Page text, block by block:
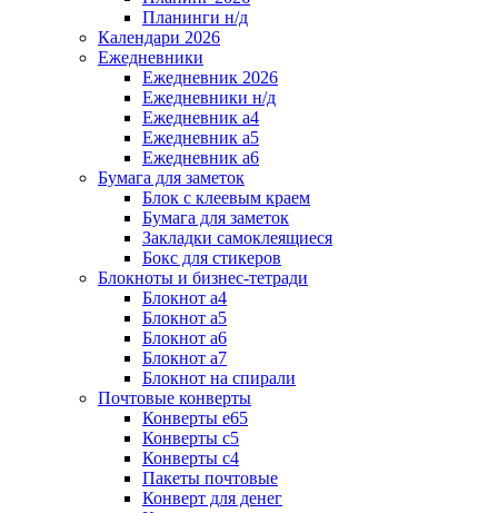
Планинги н/д
Календари 2026
Ежедневники
Ежедневник 2026
Ежедневники н/д
Ежедневник а4
Ежедневник а5
Ежедневник а6
Бумага для заметок
Блок с клеевым краем
Бумага для заметок
Закладки самоклеящиеся
Бокс для стикеров
Блокноты и бизнес-тетради
Блокнот а4
Блокнот а5
Блокнот а6
Блокнот а7
Блокнот на спирали
Почтовые конверты
Конверты е65
Конверты с5
Конверты с4
Пакеты почтовые
Конверт для денег